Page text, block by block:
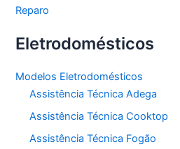
Reparo
Eletrodomésticos
Modelos Eletrodomésticos
Assistência Técnica Adega
Assistência Técnica Cooktop
Assistência Técnica Fogão